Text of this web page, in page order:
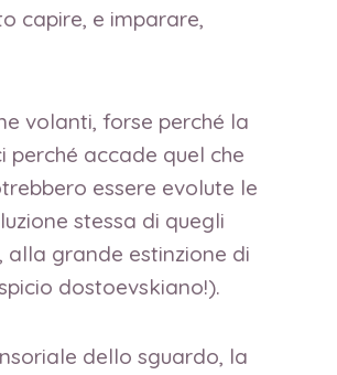
capire, e imparare,
volanti, forse perché la
accade quel che
essere evolute le
stessa di quegli
alla grande estinzione di
dostoevskiano!).
dello sguardo, la